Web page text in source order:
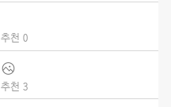
추천 0
추천 3